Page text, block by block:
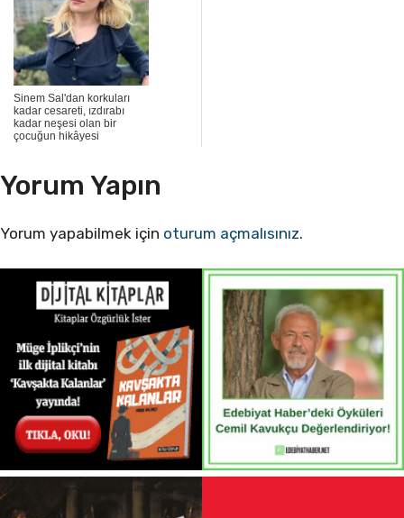
Sinem Sal'dan korkuları
kadar cesareti, ızdırabı
kadar neşesi olan bir
çocuğun hikâyesi
Yorum Yapın
Yorum yapabilmek için oturum açmalısınız.